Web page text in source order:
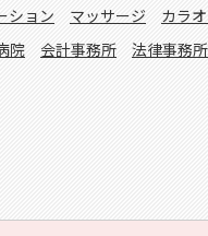
ション マッサージ
カラ
院 会計事務所 法律事務所